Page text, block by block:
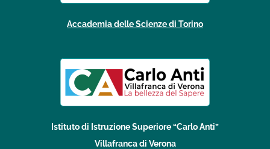
Accademia delle Scienze di Torino
Istituto di Istruzione Superiore “Carlo Anti”
Villafranca di Verona